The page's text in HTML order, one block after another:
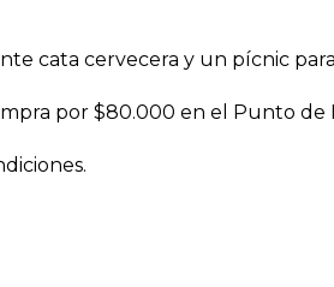
cata cervecera y un pícnic
por $80.000 en el Punto de